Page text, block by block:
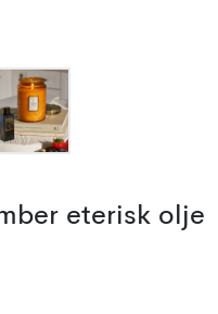
eterisk olje